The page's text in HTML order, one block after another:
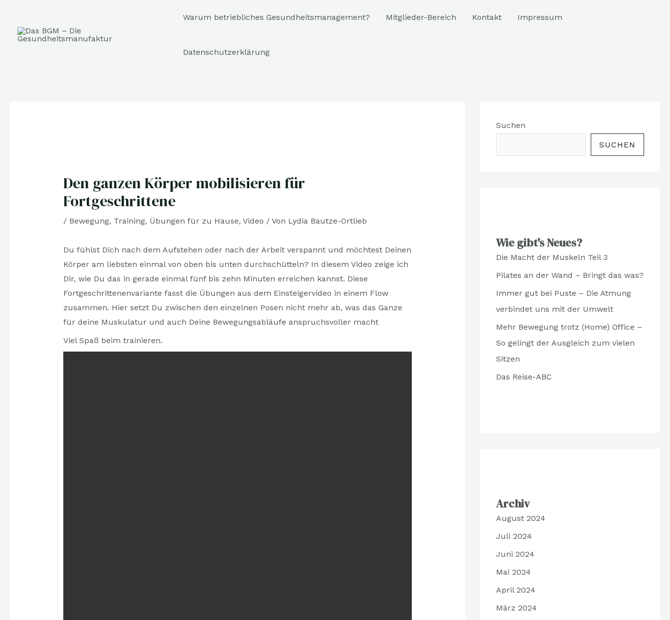
springen
Warum betriebliches Gesundheitsmanagement? Mitglieder-Bereich Kontakt Impressum
Datenschutzerklärung
Den ganzen Körper mobilisieren für
Fortgeschrittene
/ Bewegung, Training, Übungen für zu Hause, Video / Von Lydia Bautze-Ortlieb
Du fühlst Dich nach dem Aufstehen oder nach der Arbeit verspannt und möchtest Deinen
Körper am liebsten einmal von oben bis unten durchschütteln? In diesem Video zeige ich
Dir, wie Du das in gerade einmal fünf bis zehn Minuten erreichen kannst. Diese
Fortgeschrittenenvariante fasst die Übungen aus dem Einsteigervideo in einem Flow
zusammen. Hier setzt Du zwischen den einzelnen Posen nicht mehr ab, was das Ganze
für deine Muskulatur und auch Deine Bewegungsabläufe anspruchsvoller macht
Viel Spaß beim trainieren.
Suchen
SUCHEN
Wie gibt's Neues?
Die Macht der Muskeln Teil 3
Pilates an der Wand – Bringt das was?
Immer gut bei Puste – Die Atmung
verbindet uns mit der Umwelt
Mehr Bewegung trotz (Home) Office –
So gelingt der Ausgleich zum vielen
Sitzen
Das Reise-ABC
Archiv
August 2024
Juli 2024
Juni 2024
Mai 2024
April 2024
März 2024